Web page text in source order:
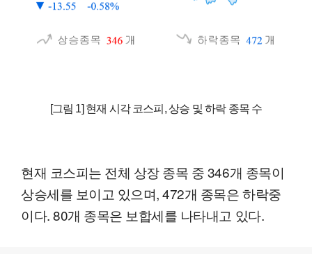
[그림 1] 현재 시각 코스피, 상승 및 하락 종목 수
현재 코스피는 전체 상장 종목 중 346개 종목이
상승세를 보이고 있으며, 472개 종목은 하락중
이다. 80개 종목은 보합세를 나타내고 있다.